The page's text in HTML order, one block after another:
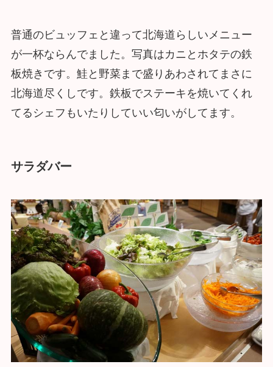
普通のビュッフェと違って北海道らしいメニュー
が一杯ならんでました。写真はカニとホタテの鉄
板焼きです。鮭と野菜まで盛りあわされてまさに
北海道尽くしです。鉄板でステーキを焼いてくれ
てるシェフもいたりしていい匂いがしてます。
サラダバー